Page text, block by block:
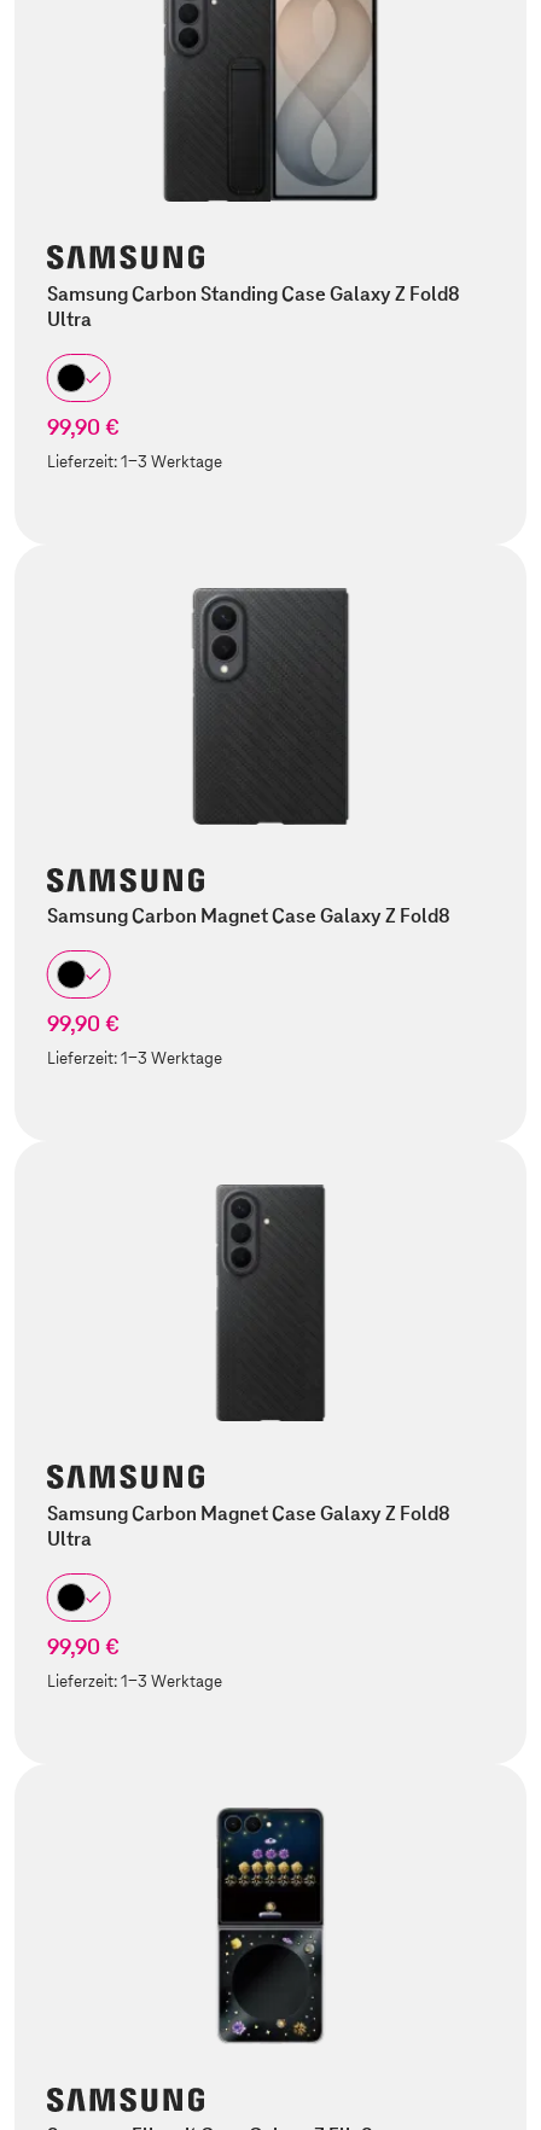
Samsung Carbon Standing Case Galaxy Z Fold8
Ultra
99,90 €
Lieferzeit:1-3 Werktage
Samsung Carbon Magnet Case Galaxy Z Fold8
99,90 €
Lieferzeit:1-3 Werktage
Samsung Carbon Magnet Case Galaxy Z Fold8
Ultra
99,90 €
Lieferzeit:1-3 Werktage